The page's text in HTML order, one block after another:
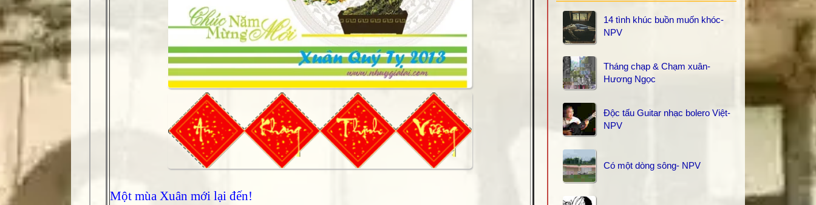
Một mùa Xuân mới lại đến!
14 tình khúc buồn muốn khóc-
NPV
Tháng chạp & Chạm xuân-
Hương Ngọc
Độc tấu Guitar nhạc bolero Việt-
NPV
Có một dòng sông- NPV